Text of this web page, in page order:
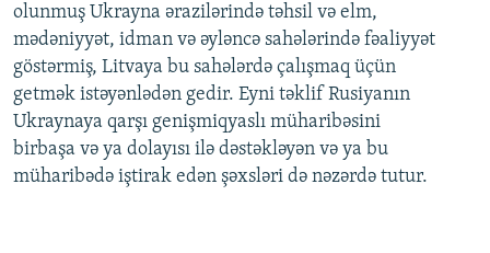
olunmuş Ukrayna ərazilərində təhsil və elm,
mədəniyyət, idman və əyləncə sahələrində fəaliyyət
göstərmiş, Litvaya bu sahələrdə çalışmaq üçün
getmək istəyənlədən gedir. Eyni təklif Rusiyanın
Ukraynaya qarşı genişmiqyaslı müharibəsini
birbaşa və ya dolayısı ilə dəstəkləyən və ya bu
müharibədə iştirak edən şəxsləri də nəzərdə tutur.